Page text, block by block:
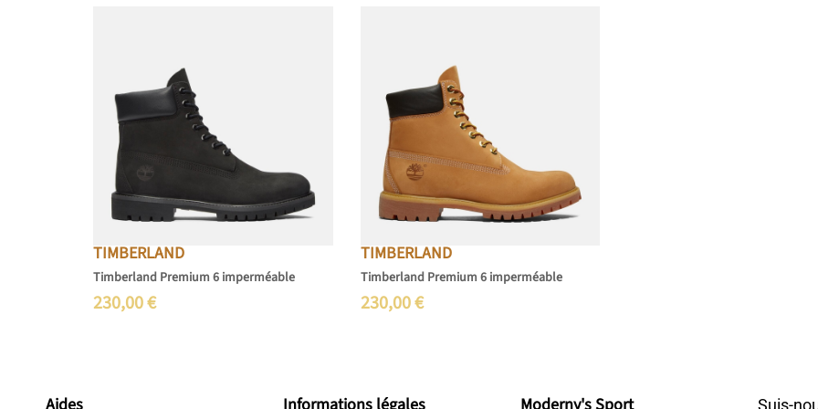
TIMBERLAND
Timberland Premium 6 imperméable
230,00€
TIMBERLAND
Timberland Premium 6 imperméable
230,00€